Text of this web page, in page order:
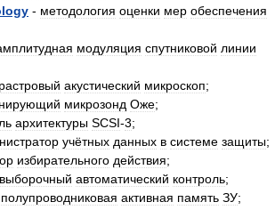
- методология оценки мер обеспечения
модуляция спутниковой линии
растровый акустический микроскоп;
микрозонд Оже;
архитектуры SCSI-3;
учётных данных в системе защиты;
избирательного действия;
выборочный автоматический контроль;
полупроводниковая активная память ЗУ;